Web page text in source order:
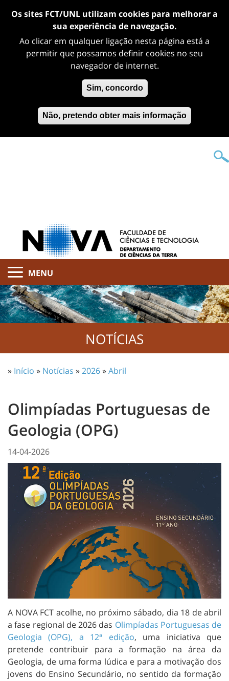
Os sites FCT/UNL utilizam cookies para melhorar a
sua experiência de navegação.
Ao clicar em qualquer ligação nesta página está a
permitir que possamos definir cookies no seu
navegador de internet.
Sim, concordo
Não, pretendo obter mais informação
MENU
NOTÍCIAS
» Início » Notícias »2026»Abril
Olimpíadas Portuguesas de
Geologia (OPG)
14-04-2026
A NOVA FCT acolhe, no próximo sábado, dia 18 de abril
a fase regional de 2026 das Olimpíadas Portuguesas de
Geologia (OPG), a 12ª edição, uma iniciativa que
pretende contribuir para a formação na área da
Geologia, de uma forma lúdica e para a motivação dos
jovens do Ensino Secundário, no sentido da formação